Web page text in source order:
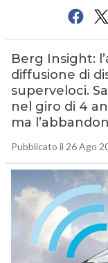
Berg Insight:
diffusione di
superveloci.
nel giro di 4
ma
Pubblicato il 26 Ago